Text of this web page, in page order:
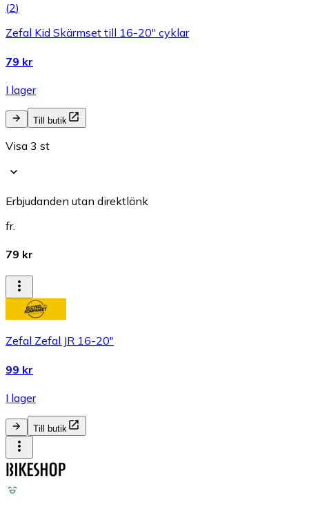
(2)
Zefal Kid Skärmset till 16-20" cyklar
79 kr
I lager
Till butik
Visa 3 st
Erbjudanden utan direktlänk
fr.
79 kr
Zefal Zefal JR 16-20"
99 kr
I lager
Till butik